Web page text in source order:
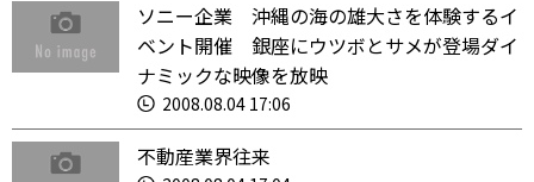
ソニー企業 沖縄の海の雄大さを体験するイ
ベント開催 銀座にウツボとサメが登場ダイ
ナミックな映像を放映
2008.08.04 17:06
不動産業界往来